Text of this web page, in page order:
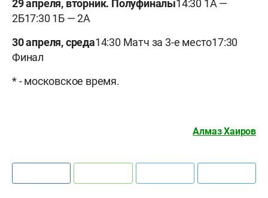
29 апреля, вторник. Полуфиналы14:30 1А —
2Б17:30 1Б — 2А
30 апреля, среда14:30 Матч за 3-е место17:30
Финал
* - московское время.
Алмаз Хаиров